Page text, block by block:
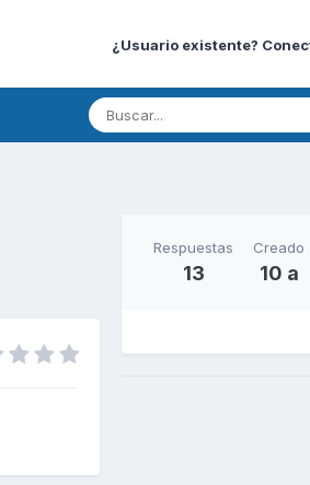
¿Usuario existente?
Respuestas
13
Creado
10 a